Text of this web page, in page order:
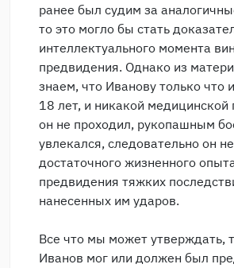
ранее был судим за
то это могло бы стать
интеллектуального момента
предвидения. Однако из
знаем, что Иванову только что
18 лет, и никакой медицинской
он не проходил, рукопашным
увлекался, следовательно он
достаточного жизненного
предвидения тяжких
нанесенных им ударов.
Все что мы может утверждать,
Иванов мог или должен был